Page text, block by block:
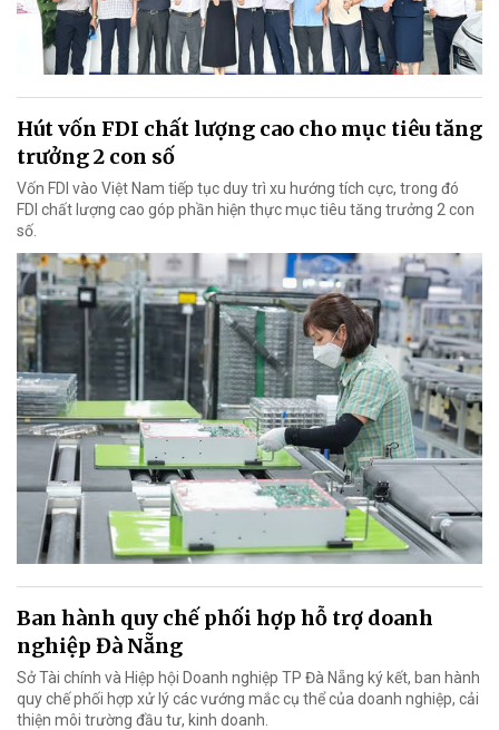
Hút vốn FDI chất lượng cao cho mục tiêu tăng
trưởng 2 con số
Vốn FDI vào Việt Nam tiếp tục duy trì xu hướng tích cực, trong đó
FDI chất lượng cao góp phần hiện thực mục tiêu tăng trưởng 2 con
số.
Ban hành quy chế phối hợp hỗ trợ doanh
nghiệp Đà Nẵng
Sở Tài chính và Hiệp hội Doanh nghiệp TP Đà Nẵng ký kết, ban hành
quy chế phối hợp xử lý các vướng mắc cụ thể của doanh nghiệp, cải
thiện môi trường đầu tư, kinh doanh.